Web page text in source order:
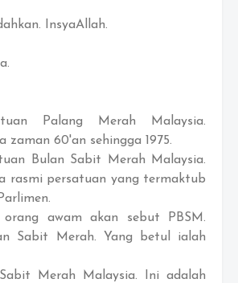
InsyaAllah.
Palang Merah Malaysia.
zaman 60'an sehingga 1975.
Bulan Sabit Merah Malaysia.
rasmi persatuan yang termaktub
orang awam akan sebut PBSM.
Sabit Merah. Yang betul ialah
Merah Malaysia. Ini adalah